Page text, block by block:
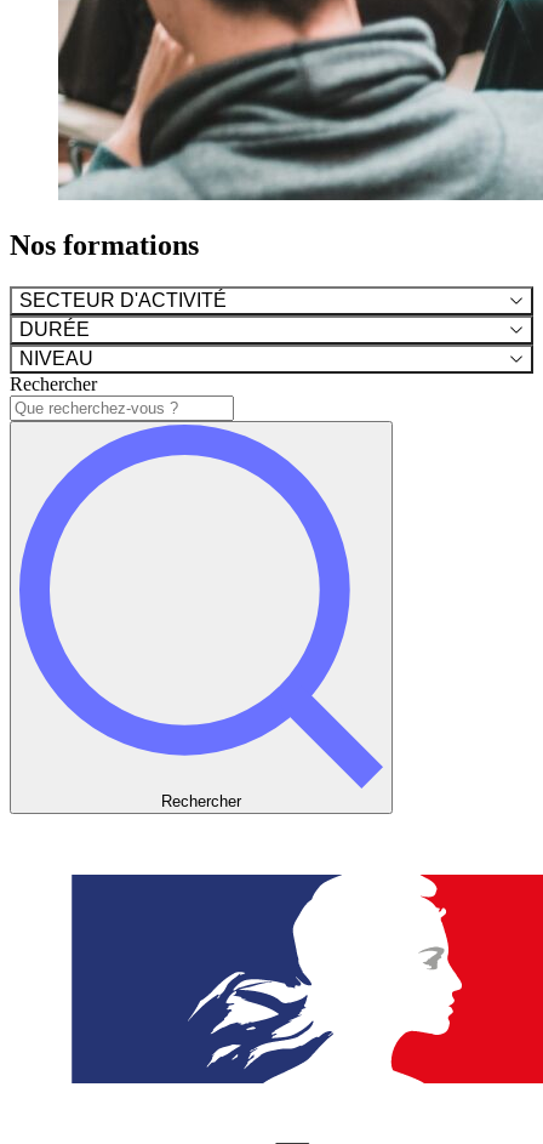
Nos formations
SECTEUR D'ACTIVITÉ
DURÉE
NIVEAU
Rechercher
Rechercher